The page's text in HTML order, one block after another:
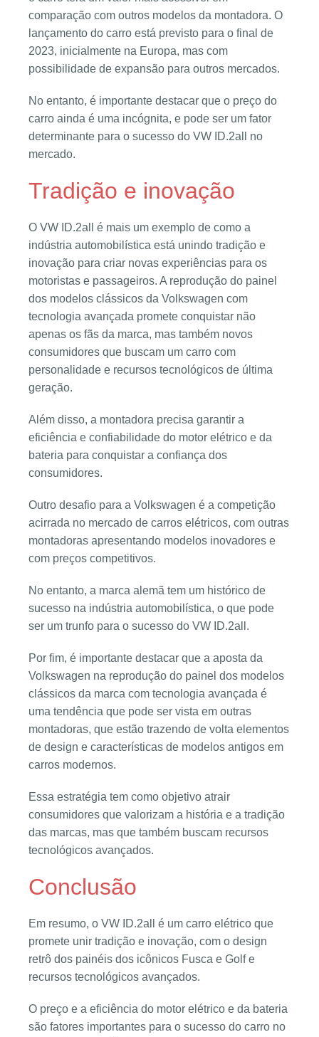
comparação com outros modelos da montadora. O
lançamento do carro está previsto para o final de
2023, inicialmente na Europa, mas com
possibilidade de expansão para outros mercados.
No entanto, é importante destacar que o preço do
carro ainda é uma incógnita, e pode ser um fator
determinante para o sucesso do VW ID.2all no
mercado.
Tradição e inovação
O VW ID.2all é mais um exemplo de como a
indústria automobilística está unindo tradição e
inovação para criar novas experiências para os
motoristas e passageiros. A reprodução do painel
dos modelos clássicos da Volkswagen com
tecnologia avançada promete conquistar não
apenas os fãs da marca, mas também novos
consumidores que buscam um carro com
personalidade e recursos tecnológicos de última
geração.
Além disso, a montadora precisa garantir a
eficiência e confiabilidade do motor elétrico e da
bateria para conquistar a confiança dos
consumidores.
Outro desafio para a Volkswagen é a competição
acirrada no mercado de carros elétricos, com outras
montadoras apresentando modelos inovadores e
com preços competitivos.
No entanto, a marca alemã tem um histórico de
sucesso na indústria automobilística, o que pode
ser um trunfo para o sucesso do VW ID.2all.
Por fim, é importante destacar que a aposta da
Volkswagen na reprodução do painel dos modelos
clássicos da marca com tecnologia avançada é
uma tendência que pode ser vista em outras
montadoras, que estão trazendo de volta elementos
de design e características de modelos antigos em
carros modernos.
Essa estratégia tem como objetivo atrair
consumidores que valorizam a história e a tradição
das marcas, mas que também buscam recursos
tecnológicos avançados.
Conclusão
Em resumo, o VW ID.2all é um carro elétrico que
promete unir tradição e inovação, com o design
retrô dos painéis dos icônicos Fusca e Golf e
recursos tecnológicos avançados.
O preço e a eficiência do motor elétrico e da bateria
são fatores importantes para o sucesso do carro no